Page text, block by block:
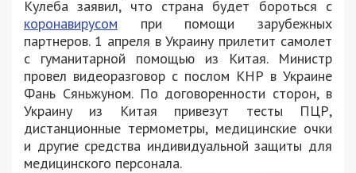
Кулеба заявил, что страна будет бороться с
коронавирусом при помощи зарубежных
партнеров. 1 апреля в Украину прилетит самолет
с гуманитарной помощью из Китая. Министр
провел видеоразговор с послом КНР в Украине
Фань Сяньжуном. По договоренности сторон, в
Украину из Китая привезут тесты ПЦР,
дистанционные термометры, медицинские очки
и другие средства индивидуальной защиты для
медицинского персонала.